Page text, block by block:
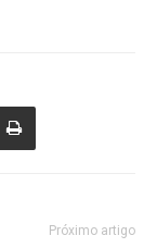
Próximo artigo